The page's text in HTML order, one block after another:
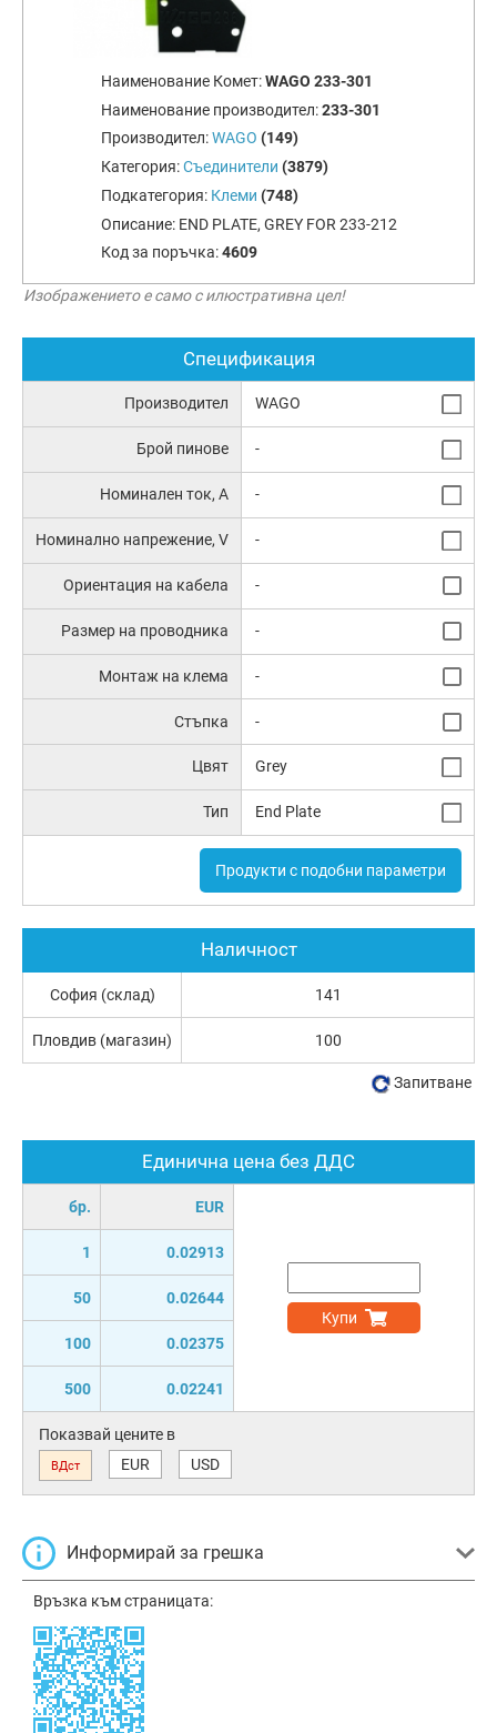
Наименование Комет:WAGO 233-301
Наименование производител:233-301
Производител:WAGO (149)
Категория:Съединители (3879)
Подкатегория: Клеми (748)
Описание: END PLATE, GREY FOR 233-212
Код за поръчка:4609
Изображението е само с илюстративна цел!
Спецификация
Производител WAGO
Брой пинове -
Номинален ток, А -
Номинално напрежение, V -
Ориентация на кабела -
Размер на проводника -
Монтаж на клема -
Стъпка -
Цвят Grey
Тип End Plate
Продукти с подобни параметри
Единична цена без ДДС
бр. EUR
1 0.02913
50 0.02644
100 0.02375
500 0.02241
Купи
Показвай цените в
ВДст EUR USD
Информирай за грешка
Връзка към страницата:
Наличност
София (склад) 141
Пловдив (магазин) 100
Запитване